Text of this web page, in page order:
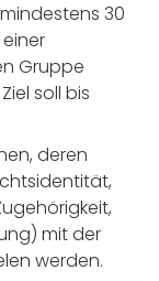
30
Gruppe
soll bis
deren
mit der
werden.